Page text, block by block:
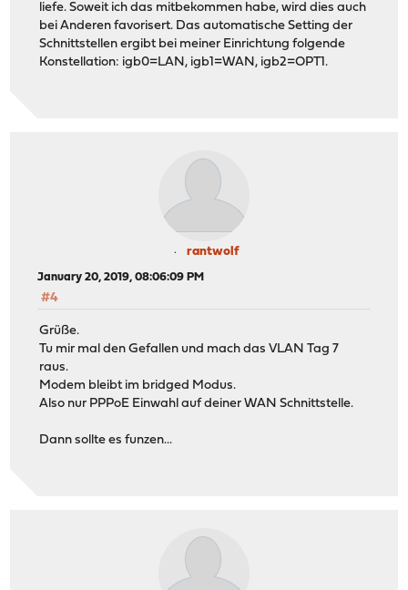
liefe. Soweit ich das mitbekommen habe, wird dies auch
bei Anderen favorisert. Das automatische Setting der
Schnittstellen ergibt bei meiner Einrichtung folgende
Konstellation: igb0=LAN, igb1=WAN, igb2=OPT1.
rantwolf
January 20, 2019, 08:06:09 PM
#4
Grüße.
Tu mir mal den Gefallen und mach das VLAN Tag 7
raus.
Modem bleibt im bridged Modus.
Also nur PPPoE Einwahl auf deiner WAN Schnittstelle.
Dann sollte es funzen...